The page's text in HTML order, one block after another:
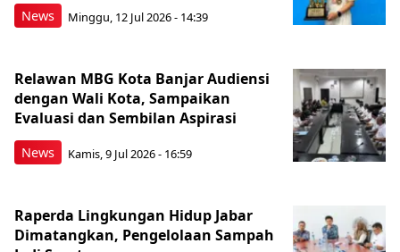
News Minggu, 12 Jul 2026 - 14:39
News
Relawan MBG Kota Banjar Audiensi
dengan Wali Kota, Sampaikan
Evaluasi dan Sembilan Aspirasi
Kamis, 9 Jul 2026 - 16:59
Raperda Lingkungan Hidup Jabar
Dimatangkan, Pengelolaan Sampah